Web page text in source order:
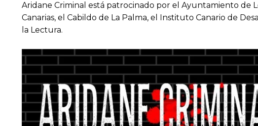
Aridane Criminal está patrocinado por el Ayuntamiento de
Canarias, el Cabildo de La Palma, el Instituto Canario de
la Lectura.